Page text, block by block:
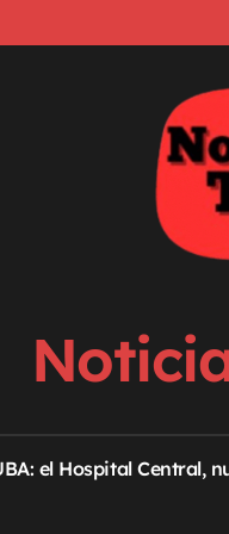
el Hospital Central,